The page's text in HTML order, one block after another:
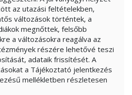
az utazási feltételekben,
változások történtek, a
megnőttek, felsőbb
a változásokra reagálva az
részére lehetővé teszi
adataik frissítését. A
a Tájékoztató jelentkezés
mellékletben részletesen